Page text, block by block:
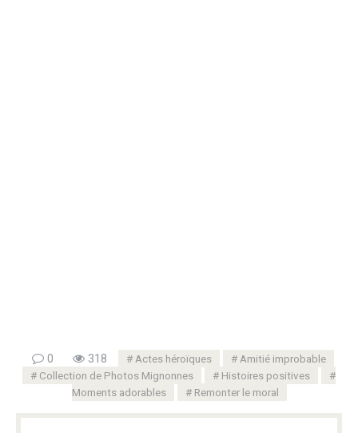
0 318 Actes héroïques
Amitié improbable
Collection de Photos Mignonnes
Histoires positives
Moments adorables
Remonter le moral